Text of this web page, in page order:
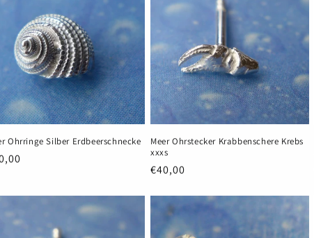
Ohrringe Silber Erdbeerschnecke
Meer Ohrstecker Krabbenschere Krebs
xxxs
Normaler
€40,00